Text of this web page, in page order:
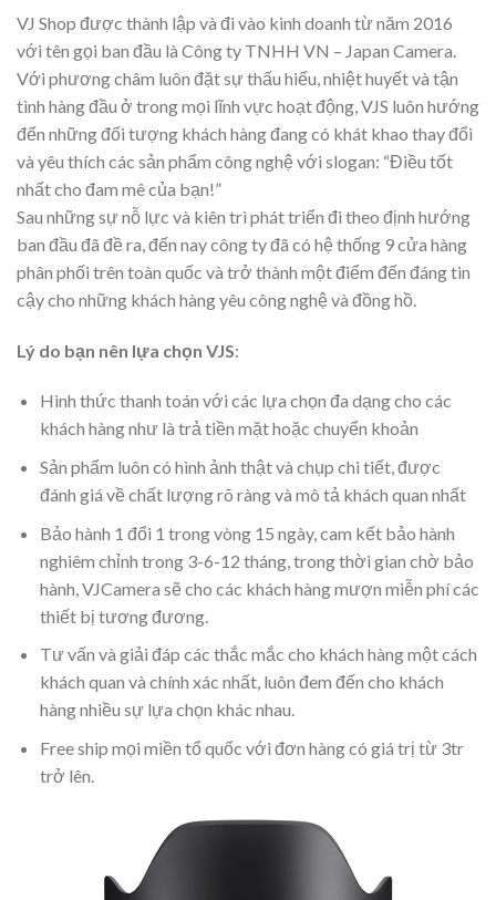
VJ Shop được thành lập và đi vào kinh doanh từ năm 2016
với tên gọi ban đầu là Công ty TNHH VN – Japan Camera.
Với phương châm luôn đặt sự thấu hiểu, nhiệt huyết và tận
tình hàng đầu ở trong mọi lĩnh vực hoạt động, VJS luôn hướng
đến những đối tượng khách hàng đang có khát khao thay đổi
và yêu thích các sản phẩm công nghệ với slogan: “Điều tốt
nhất cho đam mê của bạn!”
Sau những sự nỗ lực và kiên trì phát triển đi theo định hướng
ban đầu đã đề ra, đến nay công ty đã có hệ thống 9 cửa hàng
phân phối trên toàn quốc và trở thành một điểm đến đáng tin
cậy cho những khách hàng yêu công nghệ và đồng hồ.
Lý do bạn nên lựa chọn VJS:
Hình thức thanh toán với các lựa chọn đa dạng cho các
khách hàng như là trả tiền mặt hoặc chuyển khoản
Sản phẩm luôn có hình ảnh thật và chụp chi tiết, được
đánh giá về chất lượng rõ ràng và mô tả khách quan nhất
Bảo hành 1 đổi 1 trong vòng 15 ngày, cam kết bảo hành
nghiêm chỉnh trong 3-6-12 tháng, trong thời gian chờ bảo
hành, VJCamera sẽ cho các khách hàng mượn miễn phí các
thiết bị tương đương.
Tư vấn và giải đáp các thắc mắc cho khách hàng một cách
khách quan và chính xác nhất, luôn đem đến cho khách
hàng nhiều sự lựa chọn khác nhau.
Free ship mọi miền tổ quốc với đơn hàng có giá trị từ 3tr
trở lên.